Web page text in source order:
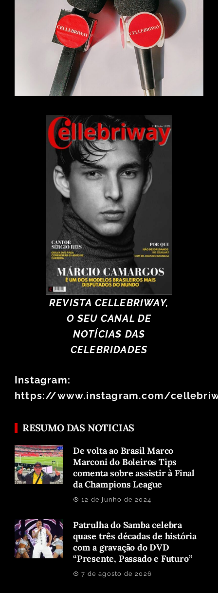
REVISTA CELLEBRIWAY,
O SEU CANAL DE
NOTÍCIAS DAS
CELEBRIDADES
Instagram:
https://www.instagram.com/
RESUMO DAS NOTICIAS
De volta ao Brasil Marco
Marconi do Boleiros Tips
comenta sobre assistir à Final
da Champions League
12 de junho de 2024
Patrulha do Samba celebra
quase três décadas de história
com a gravação do DVD
“Presente, Passado e Futuro”
7 de agosto de 2026